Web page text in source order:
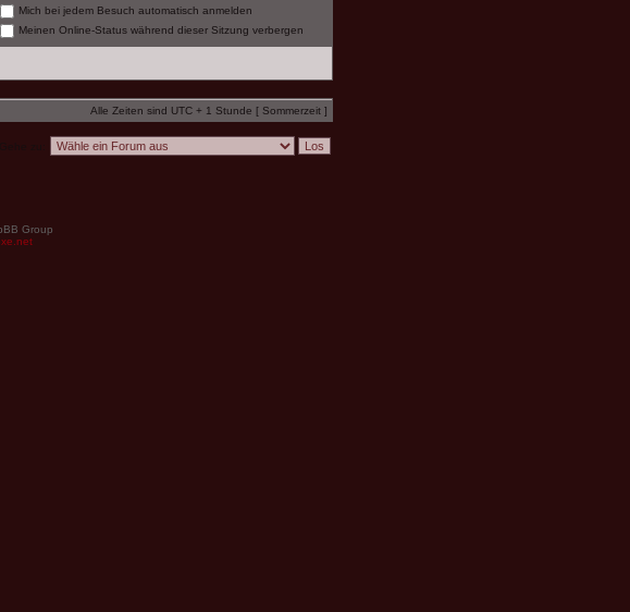
Mich bei jedem Besuch automatisch anmelden
Meinen Online-Status während dieser Sitzung verbergen
Alle Zeiten sind UTC + 1 Stunde [ Sommerzeit ]
Group